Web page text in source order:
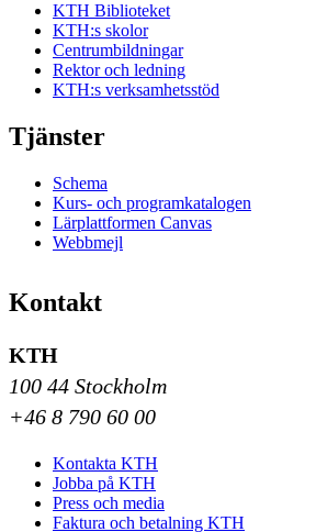
KTH Biblioteket
KTH:s skolor
Centrumbildningar
Rektor och ledning
KTH:s verksamhetsstöd
Tjänster
Schema
Kurs- och programkatalogen
Lärplattformen Canvas
Webbmejl
Kontakt
KTH
100 44 Stockholm
+46 8 790 60 00
Kontakta KTH
Jobba på KTH
Press och media
Faktura och betalning KTH